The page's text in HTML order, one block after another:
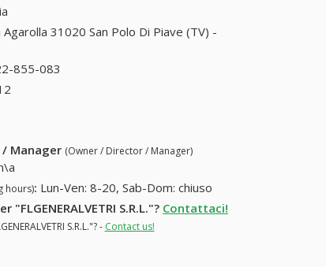
Agarolla 31020 San Polo Di Piave (TV) -
855-083
Manager (Owner / Director / Manager)
hours): Lun-Ven: 8-20, Sab-Dom: chiuso
S.R.L."? Contattaci!
S.R.L."? - Contact us!